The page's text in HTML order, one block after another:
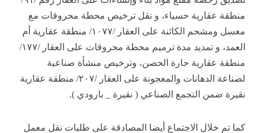
منطقة عقارية حسياء، و نقل ترخيص محطة محروقات مع
مغسل ومشحم الكائنة على العقار /١٠٧٧/ منطقة عقارية أم
العمد، و تمديد مدة ترميم محطة محروقات على العقار /١٧٧/
منطقة عقارية حارة الحصن، وترخيص منشأة صناعية
لصناعة الدهانات والمعجونة على العقار
/٢٠٧/ منطقة عقارية
نقيرة ضمن التجمع الصناعي ( نقيرة _ بارودي ).
كما تم خلال الاجتماع أيضا المصادقة على طلبات نقل معمل